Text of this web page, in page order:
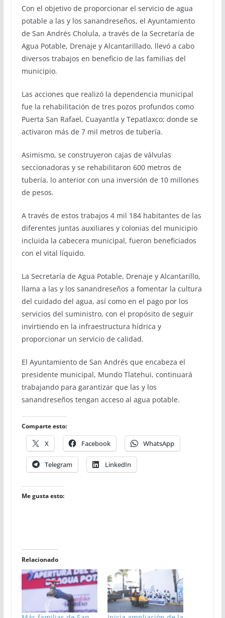
Con el objetivo de proporcionar el servicio de agua
potable a las y los sanandreseños, el Ayuntamiento
de San Andrés Cholula, a través de la Secretaría de
Agua Potable, Drenaje y Alcantarillado, llevó a cabo
diversos trabajos en beneficio de las familias del
municipio.
Las acciones que realizó la dependencia municipal
fue la rehabilitación de tres pozos profundos como
Puerta San Rafael, Cuayantla y Tepatlaxco; donde se
activaron más de 7 mil metros de tubería.
Asimismo, se construyeron cajas de válvulas
seccionadoras y se rehabilitaron 600 metros de
tubería, lo anterior con una inversión de 10 millones
de pesos.
A través de estos trabajos 4 mil 184 habitantes de las
diferentes juntas auxiliares y colonias del municipio
incluida la cabecera municipal, fueron beneficiados
con el vital líquido.
La Secretaría de Agua Potable, Drenaje y Alcantarillo,
llama a las y los sanandreseños a fomentar la cultura
del cuidado del agua, así como en el pago por los
servicios del suministro, con el propósito de seguir
invirtiendo en la infraestructura hídrica y
proporcionar un servicio de calidad.
El Ayuntamiento de San Andrés que encabeza el
presidente municipal, Mundo Tlatehui, continuará
trabajando para garantizar que las y los
sanandreseños tengan acceso al agua potable.
Comparte esto:
X Facebook WhatsApp
Telegram LinkedIn
Me gusta esto:
Relacionado